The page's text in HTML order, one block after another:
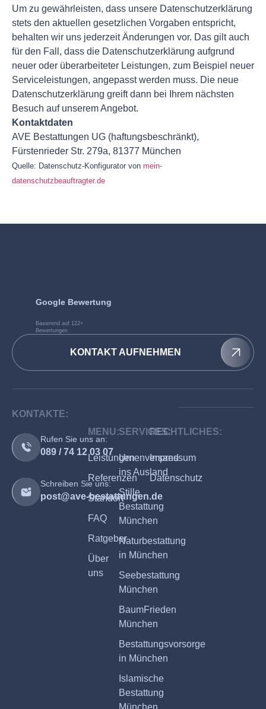
Um zu gewährleisten, dass unsere Datenschutzerklärung
stets den aktuellen gesetzlichen Vorgaben entspricht,
behalten wir uns jederzeit Änderungen vor. Das gilt auch
für den Fall, dass die Datenschutzerklärung aufgrund
neuer oder überarbeiteter Leistungen, zum Beispiel neuer
Serviceleistungen, angepasst werden muss. Die neue
Datenschutzerklärung greift dann bei Ihrem nächsten
Besuch auf unserem Angebot.
Kontaktdaten
AVE Bestattungen UG (haftungsbeschränkt),
Fürstenrieder Str. 279a, 81377 München
Quelle: Datenschutz-Konfigurator von mein-
datenschutzbeauftragter.de
Google Bewertung
Basierend auf 122+
Bewertungen
KONTAKT AUFNEHMEN
KONTAKTE:
Rufen Sie uns an:
089 / 74 12 03 07
Schreiben Sie uns:
post@ave-bestattungen.de
MENU:
Leistungen
Referenzen
Standort
FAQ
Ratgeber
Über
uns
SERVICES:
Urnenversand
ins Ausland
Stille
Bestattung
München
Naturbestattung
in München
Seebestattung
München
BaumFrieden
München
Bestattungsvorsorge
in München
Islamische
Bestattung
RECHTLICHES:
Impressum
Datenschutz